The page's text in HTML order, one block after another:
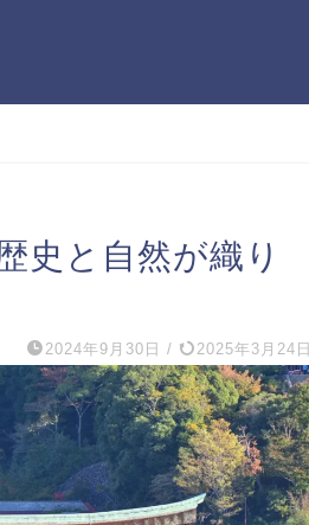
史と自然が織り
2024年9月30日 / 2025年3月24日